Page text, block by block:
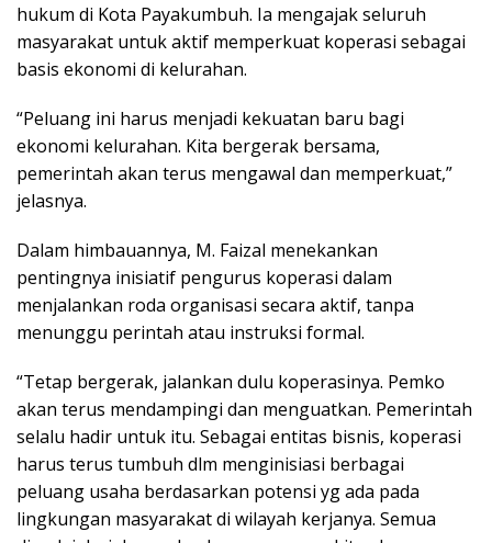
hukum di Kota Payakumbuh. Ia mengajak seluruh
masyarakat untuk aktif memperkuat koperasi sebagai
basis ekonomi di kelurahan.
“Peluang ini harus menjadi kekuatan baru bagi
ekonomi kelurahan. Kita bergerak bersama,
pemerintah akan terus mengawal dan memperkuat,”
jelasnya.
Dalam himbauannya, M. Faizal menekankan
pentingnya inisiatif pengurus koperasi dalam
menjalankan roda organisasi secara aktif, tanpa
menunggu perintah atau instruksi formal.
“Tetap bergerak, jalankan dulu koperasinya. Pemko
akan terus mendampingi dan menguatkan. Pemerintah
selalu hadir untuk itu. Sebagai entitas bisnis, koperasi
harus terus tumbuh dlm menginisiasi berbagai
peluang usaha berdasarkan potensi yg ada pada
lingkungan masyarakat di wilayah kerjanya. Semua